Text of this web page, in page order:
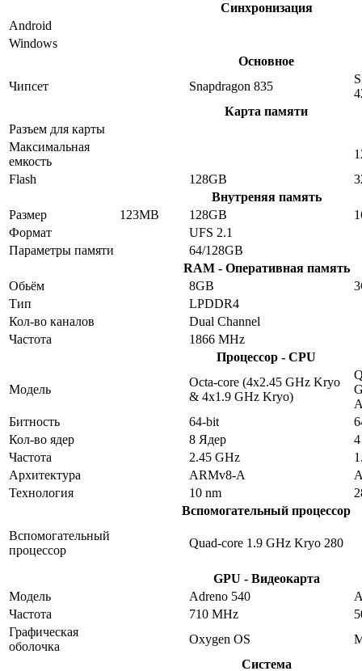
Синхронизация
Android
Windows
Основное
Чипсет
Snapdragon 835
Карта памяти
Разъем для карты
Максимальная
емкость
Flash
128GB
Внутреняя память
Размер
123MB 128GB
Формат
UFS 2.1
Параметры памяти
64/128GB
RAM - Оперативная память
Обьём
8GB
Тип
LPDDR4
Кол-во каналов
Dual Channel
Частота
1866 MHz
Процессор - CPU
Модель
Octa-core (4x2.45 GHz Kryo
& 4x1.9 GHz Kryo)
Битность
64-bit
Кол-во ядер
8 Ядер
Частота
2.45 GHz
Архитектура
ARMv8-A
Технология
10 nm
Вспомогательный процессор
Вспомогательный
процессор
Quad-core 1.9 GHz Kryo 280
GPU - Видеокарта
Модель
Adreno 540
Частота
710 MHz
Графическая
оболочка
Oxygen OS
Система